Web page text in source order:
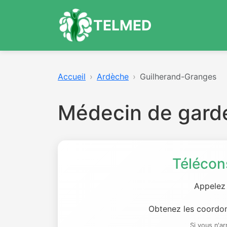
TELMED
Accueil Ardèche Guilherand-Granges
Médecin de
Obtenez les
Si vous